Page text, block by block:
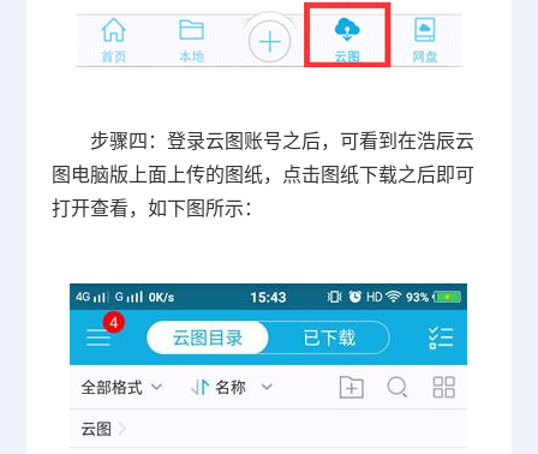
步骤四：登录云图账号之后，可看到在浩辰云
图电脑版上面上传的图纸，点击图纸下载之后即可
打开查看，如下图所示：